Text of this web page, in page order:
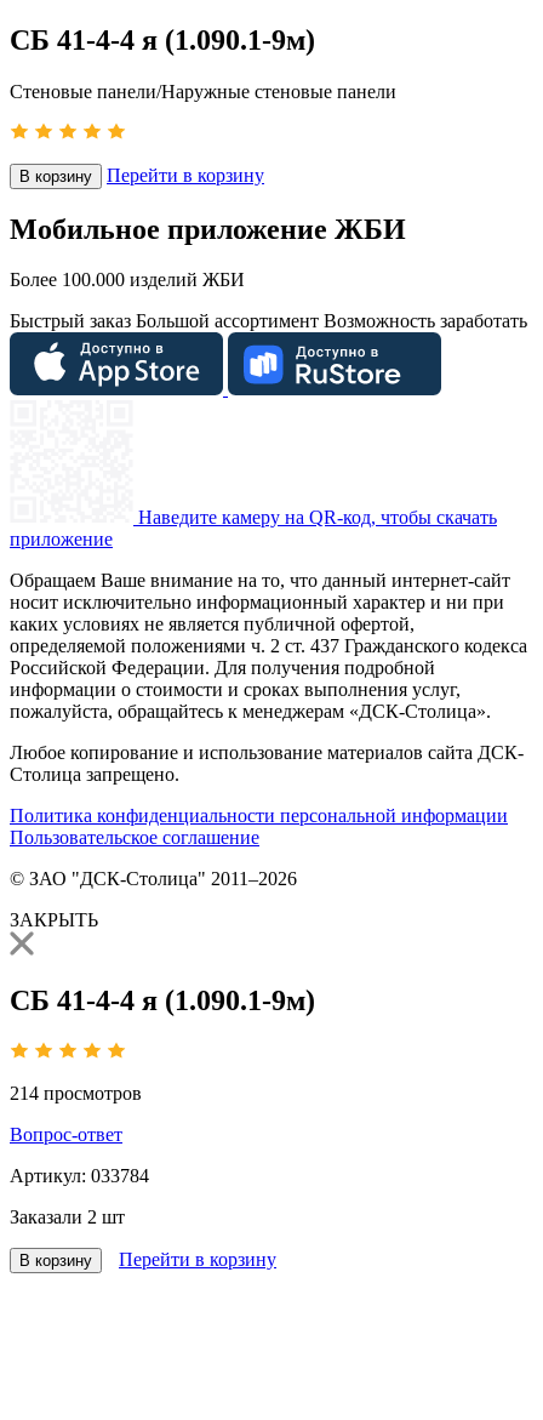
СБ 41-4-4 я (1.090.1-9м)
Стеновые панели/Наружные стеновые панели
В корзину Перейти в корзину
Мобильное приложение ЖБИ
Более 100.000 изделий ЖБИ
Быстрый заказ Большой ассортимент Возможность заработать
Наведите камеру на QR-код, чтобы скачать
приложение
Обращаем Ваше внимание на то, что данный интернет-сайт
носит исключительно информационный характер и ни при
каких условиях не является публичной офертой,
определяемой положениями ч. 2 ст. 437 Гражданского кодекса
Российской Федерации. Для получения подробной
информации о стоимости и сроках выполнения услуг,
пожалуйста, обращайтесь к менеджерам «ДСК-Столица».
Любое копирование и использование материалов сайта ДСК-
Столица запрещено.
Политика конфиденциальности персональной информации
Пользовательское соглашение
© ЗАО "ДСК-Столица" 2011–2026
ЗАКРЫТЬ
СБ 41-4-4 я (1.090.1-9м)
214 просмотров
Вопрос-ответ
Артикул: 033784
Заказали 2 шт
В корзину Перейти в корзину